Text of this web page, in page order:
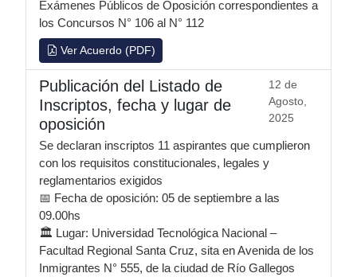
Exámenes Públicos de Oposición correspondientes a
los Concursos N° 106 al N° 112
Ver Acuerdo (PDF)
Publicación del Listado de
Inscriptos, fecha y lugar de
oposición
12 de
Agosto,
2025
Se declaran inscriptos 11 aspirantes que cumplieron
con los requisitos constitucionales, legales y
reglamentarios exigidos
📅 Fecha de oposición: 05 de septiembre a las
09.00hs
🏛️ Lugar: Universidad Tecnológica Nacional –
Facultad Regional Santa Cruz, sita en Avenida de los
Inmigrantes N° 555, de la ciudad de Río Gallegos